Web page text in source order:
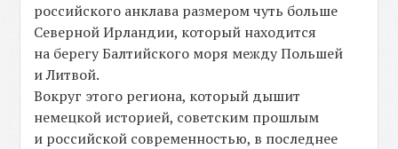
российского анклава размером чуть больше
Северной Ирландии, который находится
на берегу Балтийского моря между Польшей
и Литвой.
Вокруг этого региона, который дышит
немецкой историей, советским прошлым
и российской современностью, в последнее